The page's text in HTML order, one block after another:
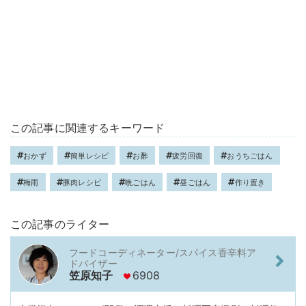
この記事に関連するキーワード
おかず 簡単レシピ お酢 疲労回復 おうちごはん
梅雨 豚肉レシピ 晩ごはん 昼ごはん 作り置き
この記事のライター
フードコーディネーター/スパイス香辛料ア
ドバイザー
笠原知子 6908